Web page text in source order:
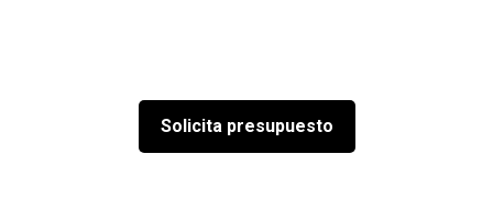
Solicita presupuesto